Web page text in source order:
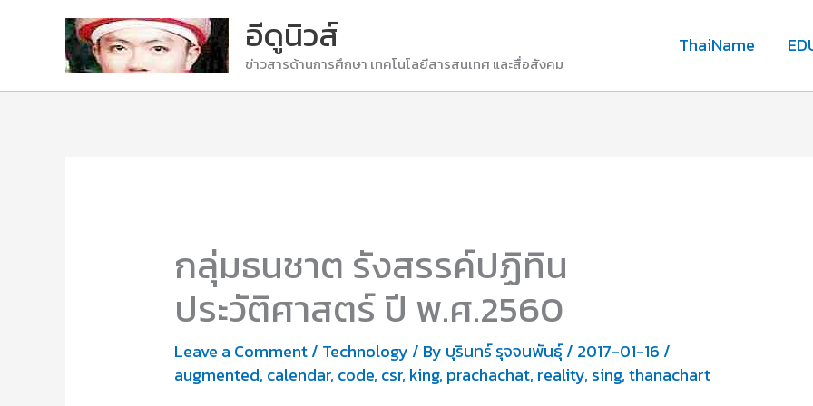
อีดูนิวส์
ข่าวสารด้านการศึกษา เทคโนโลยีสารสนเทศ และสื่อสังคม
ThaiName
กลุ่มธนชาต รังสรรค์ปฏิทิน
ประวัติศาสตร์ ปี พ.ศ.2560
Leave a Comment/ Technology / By บุรินทร์ รุจจนพันธุ์/ 2017-01-16 /
augmented, calendar, code, csr, king, prachachat, reality, sing,thanachart